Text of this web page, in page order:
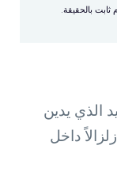
ثابت بالحقيقة.